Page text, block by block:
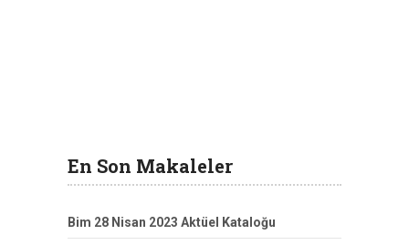
En Son Makaleler
Bim 28 Nisan 2023 Aktüel Kataloğu